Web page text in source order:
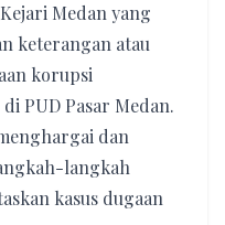
Medan yang
keterangan atau
korupsi
PUD Pasar Medan.
dan
langkah
kasus dugaan